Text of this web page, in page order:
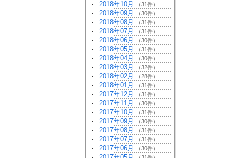
2018年10月 （31件）
2018年09月 （30件）
2018年08月 （31件）
2018年07月 （31件）
2018年06月 （30件）
2018年05月 （31件）
2018年04月 （30件）
2018年03月 （32件）
2018年02月 （28件）
2018年01月 （31件）
2017年12月 （31件）
2017年11月 （30件）
2017年10月 （31件）
2017年09月 （30件）
2017年08月 （31件）
2017年07月 （31件）
2017年06月 （30件）